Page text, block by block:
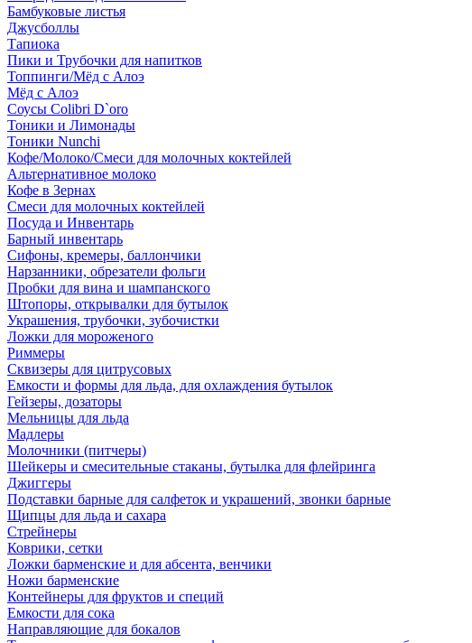
Бамбуковые листья
Джусболлы
Тапиока
Пики и Трубочки для напитков
Топпинги/Мёд с Алоэ
Мёд с Алоэ
Соусы Colibri D`oro
Тоники и Лимонады
Тоники Nunchi
Кофе/Молоко/Смеси для молочных коктейлей
Альтернативное молоко
Кофе в Зернах
Смеси для молочных коктейлей
Посуда и Инвентарь
Барный инвентарь
Сифоны, кремеры, баллончики
Нарзанники, обрезатели фольги
Пробки для вина и шампанского
Штопоры, открывалки для бутылок
Украшения, трубочки, зубочистки
Ложки для мороженого
Риммеры
Сквизеры для цитрусовых
Емкости и формы для льда, для охлаждения бутылок
Гейзеры, дозаторы
Мельницы для льда
Мадлеры
Молочники (питчеры)
Шейкеры и смесительные стаканы, бутылка для флейринга
Джиггеры
Подставки барные для салфеток и украшений, звонки барные
Щипцы для льда и сахара
Стрейнеры
Коврики, сетки
Ложки барменские и для абсента, венчики
Ножи барменские
Контейнеры для фруктов и специй
Емкости для сока
Направляющие для бокалов